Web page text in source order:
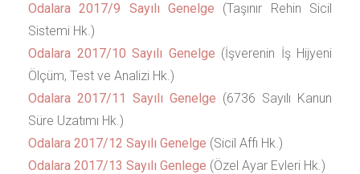
Odalara 2017/9 Sayılı Genelge (Taşınır Rehin Sicil
Sistemi Hk.)
Odalara 2017/10 Sayılı Genelge (İşverenin İş Hijyeni
Ölçüm, Test ve Analizi Hk.)
Odalara 2017/11 Sayılı Genelge (6736 Sayılı Kanun
Süre Uzatımı Hk.)
Odalara 2017/12 Sayılı Genelge (Sicil Affı Hk.)
Odalara 2017/13 Sayılı Genlege (Özel Ayar Evleri Hk.)